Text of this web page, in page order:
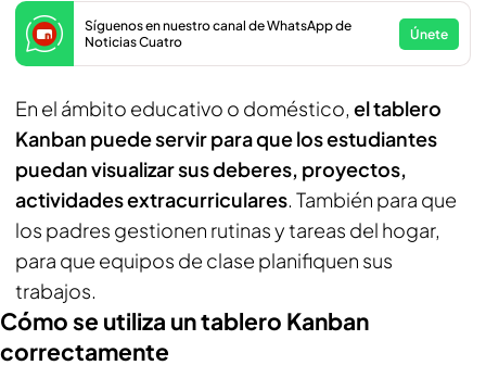
Síguenos en nuestro canal de WhatsApp de
Noticias Cuatro
Únete
En el ámbito educativo o doméstico, el tablero
Kanban puede servir para que los estudiantes
puedan visualizar sus deberes, proyectos,
actividades extracurriculares. También para que
los padres gestionen rutinas y tareas del hogar,
para que equipos de clase planifiquen sus
trabajos.
Cómo se utiliza un tablero Kanban
correctamente